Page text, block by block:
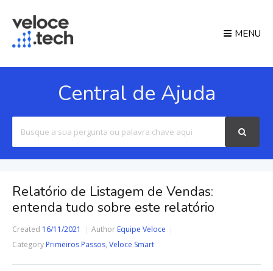
MENU
Central de Ajuda
For
Relatório de Listagem de Vendas:
entenda tudo sobre este relatório
Created 16/11/2021 Author Equipe Veloce
Category Primeiros Passos, Veloce Smart